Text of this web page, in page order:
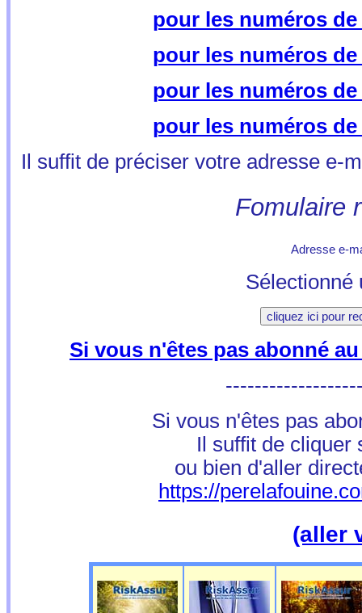
pour les numéros de
pour les numéros de
pour les numéros de
pour les numéros de
Il suffit de préciser votre adresse e-
Fomulaire
Adresse e-
Si vous n'êtes pas abonné
Si vous n'êtes pas
Il suffit de cliquer
ou bien d'aller
https://
(aller